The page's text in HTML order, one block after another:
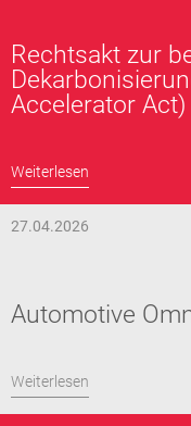
Rechtsakt zur
Accelerator Act)
Weiterlesen
27.04.2026
Automotive
Weiterlesen